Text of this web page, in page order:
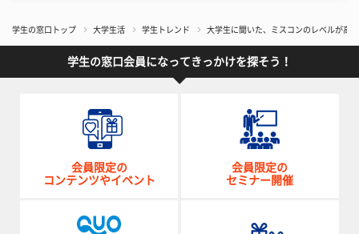
学生の窓口トップ 大学生活 学生トレンド 大学生に聞いた、ミスコンのレベルが高
学生の窓口会員になってきっかけを探そう！
会員限定の
コンテンツやイベント
会員限定の
セミナー開催